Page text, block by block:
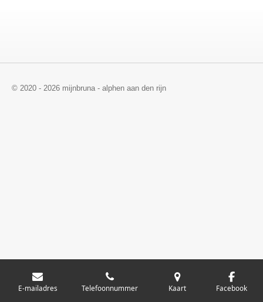
© 2020 - 2026 mijnbruna - alphen aan den rijn
E-mailadres Telefoonnummer Kaart Facebook